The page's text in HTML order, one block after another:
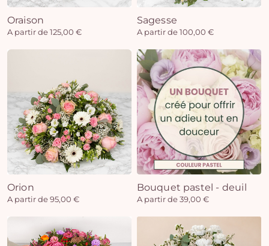
Oraison
A partir de 125,00 €
Sagesse
A partir de 100,00 €
Orion
A partir de 95,00 €
Bouquet pastel - deuil
A partir de 39,00 €